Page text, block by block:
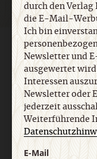
AGB und
Vertrag
durch den
die E-Mail-
Ich bin
Newsletter und
ausgewertet
Interessen
Newsletter oder
jederzeit
Weiterführende
E-Mail